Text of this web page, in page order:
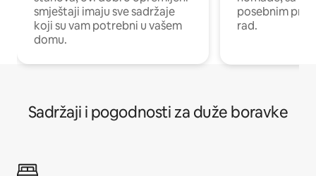
smještaji imaju sve sadržaje
koji su vam potrebni u vašem
domu.
posebnim
rad.
Sadržaji i pogodnosti za duže boravke